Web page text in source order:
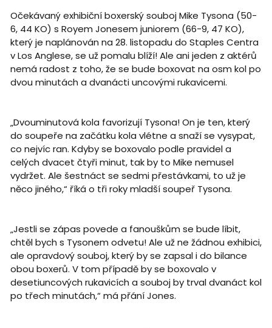
Očekávaný exhibiční boxerský souboj Mike Tysona (50-
6, 44 KO) s Royem Jonesem juniorem (66-9, 47 KO),
který je naplánován na 28. listopadu do Staples Centra
v Los Anglese, se už pomalu blíží! Ale ani jeden z aktérů
nemá radost z toho, že se bude boxovat na osm kol po
dvou minutách a dvanácti uncovými rukavicemi.
„Dvouminutová kola favorizují Tysona! On je ten, který
do soupeře na začátku kola vlétne a snaží se vysypat,
co nejvíc ran. Kdyby se boxovalo podle pravidel a
celých dvacet čtyři minut, tak by to Mike nemusel
vydržet. Ale šestnáct se sedmi přestávkami, to už je
něco jiného,“ říká o tři roky mladší soupeř Tysona.
„Jestli se zápas povede a fanouškům se bude líbit,
chtěl bych s Tysonem odvetu! Ale už ne žádnou exhibici,
ale opravdový souboj, který by se zapsal i do bilance
obou boxerů. V tom případě by se boxovalo v
desetiuncových rukavicích a souboj by trval dvanáct kol
po třech minutách,“ má přání Jones.